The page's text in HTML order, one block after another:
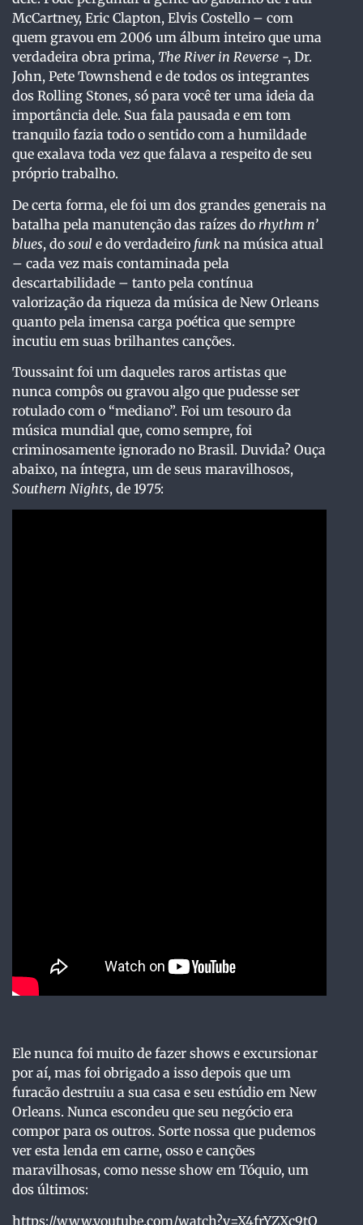
McCartney, Eric Clapton, Elvis Costello – com
quem gravou em 2006 um álbum inteiro que uma
verdadeira obra prima, The River in Reverse -, Dr.
John, Pete Townshend e de todos os integrantes
dos Rolling Stones, só para você ter uma ideia da
importância dele. Sua fala pausada e em tom
tranquilo fazia todo o sentido com a humildade
que exalava toda vez que falava a respeito de seu
próprio trabalho.
De certa forma, ele foi um dos grandes generais na
batalha pela manutenção das raízes do rhythm n’
blues, do soul e do verdadeiro funk na música atual
– cada vez mais contaminada pela
descartabilidade – tanto pela contínua
valorização da riqueza da música de New Orleans
quanto pela imensa carga poética que sempre
incutiu em suas brilhantes canções.
Toussaint foi um daqueles raros artistas que
nunca compôs ou gravou algo que pudesse ser
rotulado com o “mediano”. Foi um tesouro da
música mundial que, como sempre, foi
criminosamente ignorado no Brasil. Duvida? Ouça
abaixo, na íntegra, um de seus maravilhosos,
Southern Nights, de 1975:
Ele nunca foi muito de fazer shows e excursionar
por aí, mas foi obrigado a isso depois que um
furacão destruiu a sua casa e seu estúdio em New
Orleans. Nunca escondeu que seu negócio era
compor para os outros. Sorte nossa que pudemos
ver esta lenda em carne, osso e canções
maravilhosas, como nesse show em Tóquio, um
dos últimos:
https://www.youtube.com/watch?v=X4frYZXc9tQ